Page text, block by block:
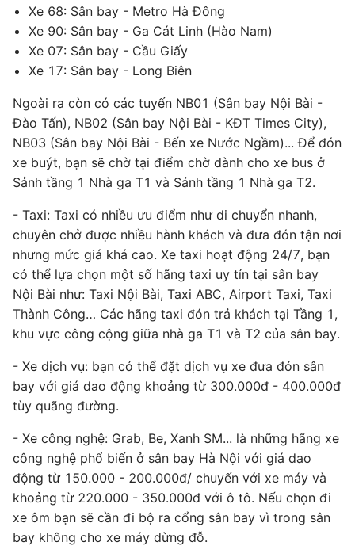
Xe 68: Sân bay - Metro Hà Đông
Xe 90: Sân bay - Ga Cát Linh (Hào Nam)
Xe 07: Sân bay - Cầu Giấy
Xe 17: Sân bay - Long Biên
Ngoài ra còn có các tuyến NB01 (Sân bay Nội Bài -
Đào Tấn), NB02 (Sân bay Nội Bài - KĐT Times City),
NB03 (Sân bay Nội Bài - Bến xe Nước Ngầm)... Để đón
xe buýt, bạn sẽ chờ tại điểm chờ dành cho xe bus ở
Sảnh tầng 1 Nhà ga T1 và Sảnh tầng 1 Nhà ga T2.
- Taxi: Taxi có nhiều ưu điểm như di chuyển nhanh,
chuyên chở được nhiều hành khách và đưa đón tận nơi
nhưng mức giá khá cao. Xe taxi hoạt động 24/7, bạn
có thể lựa chọn một số hãng taxi uy tín tại sân bay
Nội Bài như: Taxi Nội Bài, Taxi ABC, Airport Taxi, Taxi
Thành Công… Các hãng taxi đón trả khách tại Tầng 1,
khu vực công cộng giữa nhà ga T1 và T2 của sân bay.
- Xe dịch vụ: bạn có thể đặt dịch vụ xe đưa đón sân
bay với giá dao động khoảng từ 300.000đ - 400.000đ
tùy quãng đường.
- Xe công nghệ: Grab, Be, Xanh SM... là những hãng xe
công nghệ phổ biến ở sân bay Hà Nội với giá dao
động từ 150.000 - 200.000đ/ chuyến với xe máy và
khoảng từ 220.000 - 350.000đ với ô tô. Nếu chọn đi
xe ôm bạn sẽ cần đi bộ ra cổng sân bay vì trong sân
bay không cho xe máy dừng đỗ.